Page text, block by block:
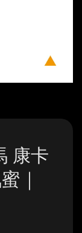
康卡
｜